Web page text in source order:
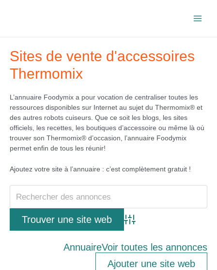
Sites de vente d'accessoires
Thermomix
L’annuaire Foodymix a pour vocation de centraliser toutes les
ressources disponibles sur Internet au sujet du Thermomix® et
des autres robots cuiseurs. Que ce soit les blogs, les sites
officiels, les recettes, les boutiques d’accessoire ou même là où
trouver son Thermomix® d’occasion, l’annuaire Foodymix
permet enfin de tous les réunir!
Ajoutez votre site à l’annuaire : c’est complètement gratuit !
Advanced Search
AnnuaireVoir toutes les annonces
Ajouter une site web